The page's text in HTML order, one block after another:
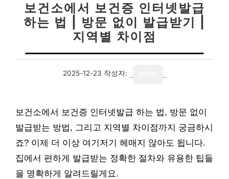
보건소에서 보건증 인터넷발급
하는 법 | 방문 없이 발급받기 |
지역별 차이점
2025-12-23 작성자:
보건소에서 보건증 인터넷발급 하는 법, 방문 없이
발급받는 방법, 그리고 지역별 차이점까지 궁금하시
죠? 이제 더 이상 여기저기 헤매지 않아도 됩니다.
집에서 편하게 발급받는 정확한 절차와 유용한 팁들
을 명확하게 알려드릴게요.